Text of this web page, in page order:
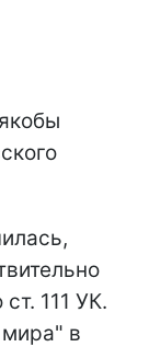
111 УК.
в